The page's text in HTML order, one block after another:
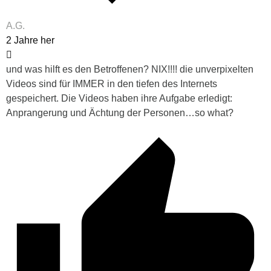
A.G.
2 Jahre her
und was hilft es den Betroffenen? NIX!!!! die unverpixelten
Videos sind für IMMER in den tiefen des Internets
gespeichert. Die Videos haben ihre Aufgabe erledigt:
Anprangerung und Ächtung der Personen…so what?